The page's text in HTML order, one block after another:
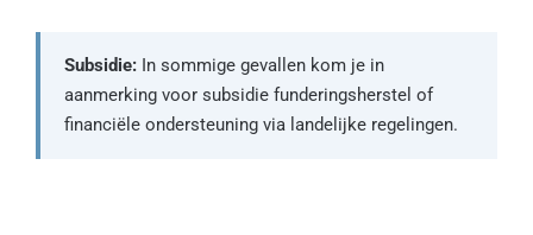
Subsidie: In sommige gevallen kom je in
aanmerking voor subsidie funderingsherstel of
financiële ondersteuning via landelijke regelingen.